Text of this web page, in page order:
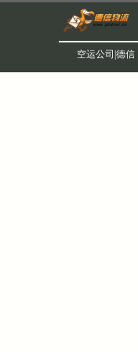
空运公司|德信